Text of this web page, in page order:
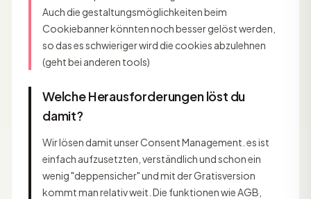
Auch die gestaltungsmöglichkeiten beim
Cookiebanner könnten noch besser gelöst werden,
so das es schwieriger wird die cookies abzulehnen
(geht bei anderen tools)
Welche Herausforderungen löst du
damit?
Wir lösen damit unser Consent Management. es ist
einfach aufzusetzten, verständlich und schon ein
wenig "deppensicher" und mit der Gratisversion
kommt man relativ weit. Die funktionen wie AGB,